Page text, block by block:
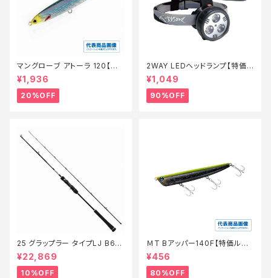
マングローブ アトーラ 120【特
価ルアー】【20】
¥1,936
20%OFF
2WAY LEDヘッドランプ【特価
装備】【90】
¥1,049
90%OFF
25 グラップラー タイプLJ B63-
3【継続セール_ロッド】【10】
¥22,869
10%OFF
ＭT Bアッパー140F【特価ルア
ー】【80】
¥456
80%OFF